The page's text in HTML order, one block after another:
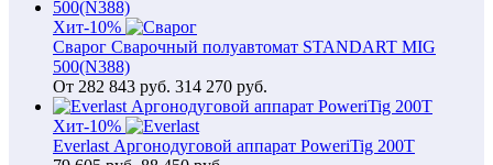
Хит-10%
Сварог Сварочный полуавтомат STANDART MIG
500(N388)
От 282 843 руб. 314 270 руб.
Хит-10%
Everlast Аргонодуговой аппарат PoweriTig 200T